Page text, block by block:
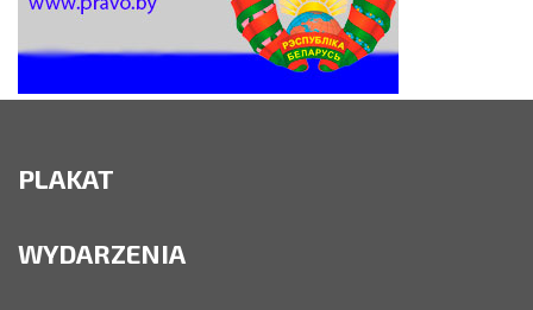
PLAKAT
WYDARZENIA